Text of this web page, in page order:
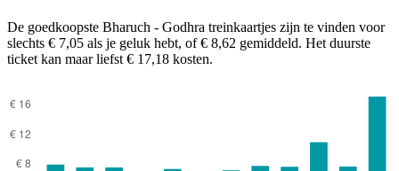
De goedkoopste Bharuch - Godhra treinkaartjes zijn te vinden voor
slechts € 7,05 als je geluk hebt, of € 8,62 gemiddeld. Het duurste
ticket kan maar liefst € 17,18 kosten.